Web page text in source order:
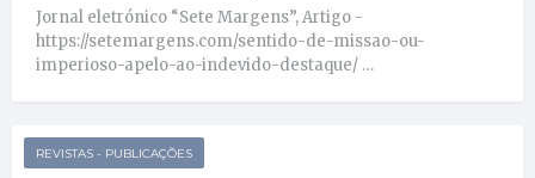
Jornal eletrónico “Sete Margens”, Artigo -
https://setemargens.com/sentido-de-missao-ou-
imperioso-apelo-ao-indevido-destaque/ …
REVISTAS - PUBLICAÇÕES